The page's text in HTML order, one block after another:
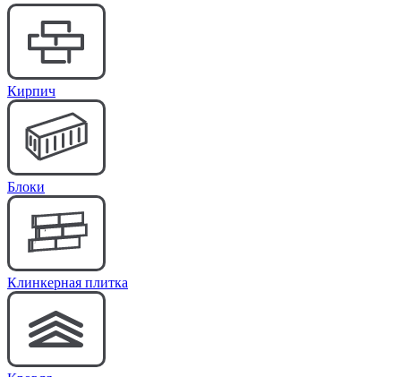
Кирпич
Блоки
Клинкерная плитка